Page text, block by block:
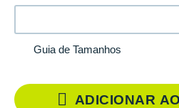
Guia de Tamanhos
ADICIONAR